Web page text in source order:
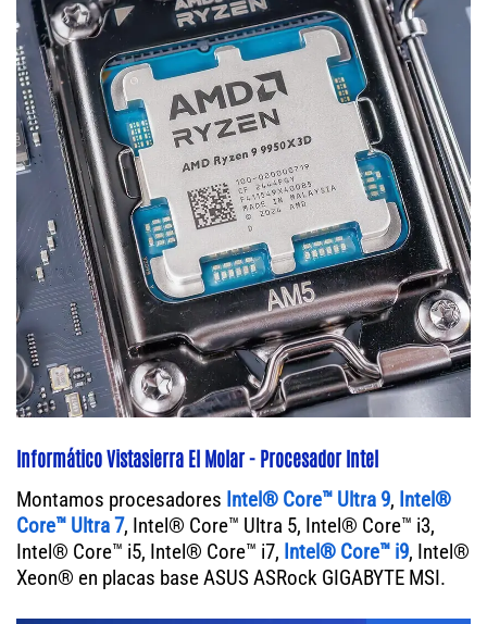
Informático Vistasierra El Molar - Procesador Intel
Montamos procesadores Intel® Core™ Ultra 9, Intel®
Core™ Ultra 7, Intel® Core™ Ultra 5, Intel® Core™ i3,
Intel® Core™ i5, Intel® Core™ i7, Intel® Core™ i9, Intel®
Xeon® en placas base ASUS ASRock GIGABYTE MSI.